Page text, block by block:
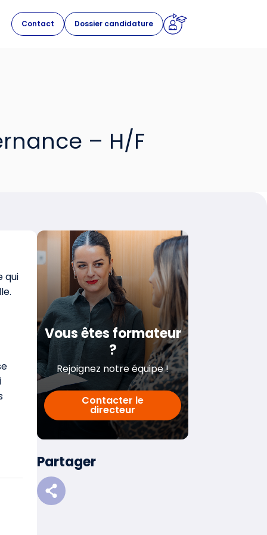
Contact Dossier candidature
– H/F
qui
Vous êtes formateur
?
Rejoignez notre équipe !
Contacter le
directeur
Partager